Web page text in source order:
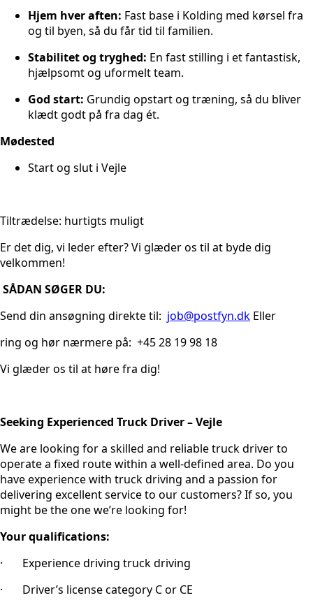
Hjem hver aften: Fast base i Kolding med kørsel fra
og til byen, så du får tid til familien.
Stabilitet og tryghed: En fast stilling i et fantastisk,
hjælpsomt og uformelt team.
God start: Grundig opstart og træning, så du bliver
klædt godt på fra dag ét.
Mødested
Start og slut i Vejle
Tiltrædelse: hurtigts muligt
Er det dig, vi leder efter? Vi glæder os til at byde dig
velkommen!
SÅDAN SØGER DU:
Send din ansøgning direkte til: job@postfyn.dk Eller
ring og hør nærmere på: +45 28 19 98 18
Vi glæder os til at høre fra dig!
Seeking Experienced Truck Driver – Vejle
We are looking for a skilled and reliable truck driver to
operate a fixed route within a well-defined area. Do you
have experience with truck driving and a passion for
delivering excellent service to our customers? If so, you
might be the one we’re looking for!
Your qualifications:
· Experience driving truck driving
· Driver’s license category C or CE